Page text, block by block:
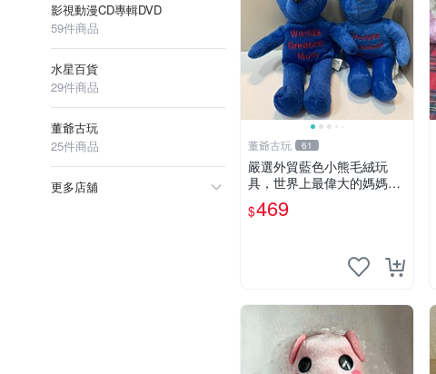
影視動漫CD專輯DVD
59件商品
水星百貨
29件商品
董爺古玩
25件商品
更多店舖
董爺古玩 61
嚴選外貿藍色小熊毛絨玩
具，世界上最偉大的媽媽聖
誕節推薦禮物 五角星 兒童
玩具 母親節
$469